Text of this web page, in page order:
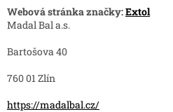
Webová stránka značky:Extol
Madal Bal a.s.
Bartošova 40
760 01 Zlín
https://madalbal.cz/